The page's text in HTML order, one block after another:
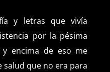
y letras que vivía
por la pésima
encima de eso me
salud que no era para